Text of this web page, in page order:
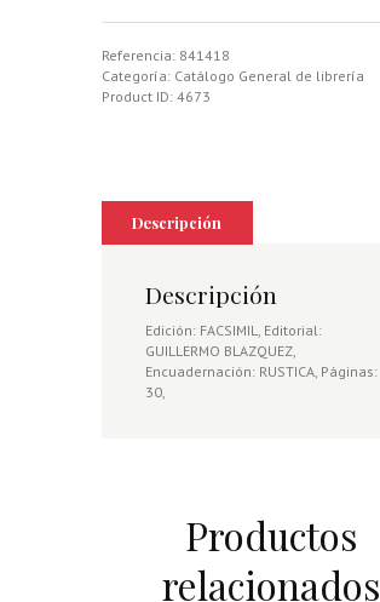
DE
SU
MAJESTAD
AJARAFE
cantidad
Referencia: 841418
Categoría: Catálogo General de librería
Product ID: 4673
Descripción
Descripción
Edición: FACSIMIL, Editorial:
GUILLERMO BLAZQUEZ,
Encuadernación: RUSTICA, Páginas:
30,
Productos
relacionados